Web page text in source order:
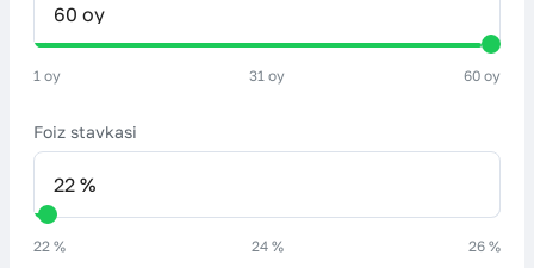
1 oy 31 oy 60 oy
Foiz stavkasi
22 % 24 % 26 %